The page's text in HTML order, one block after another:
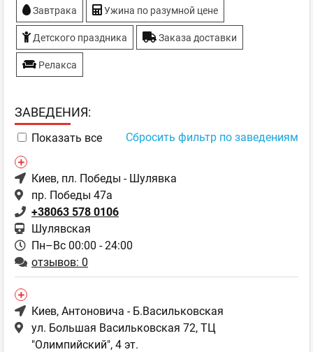
Завтрака Ужина по разумной цене
Детского праздника Заказа доставки
Релакса
ЗAВЕДЕНИЯ:
Показать все Сбросить фильтр по заведениям
Киев, пл. Победы - Шулявка
пр. Победы 47а
+38063 578 0106
Шулявская
Пн–Вс 00:00 - 24:00
отзывов: 0
Киев, Антоновича - Б.Васильковская
ул. Большая Васильковская 72, ТЦ
"Олимпийский", 4 эт.